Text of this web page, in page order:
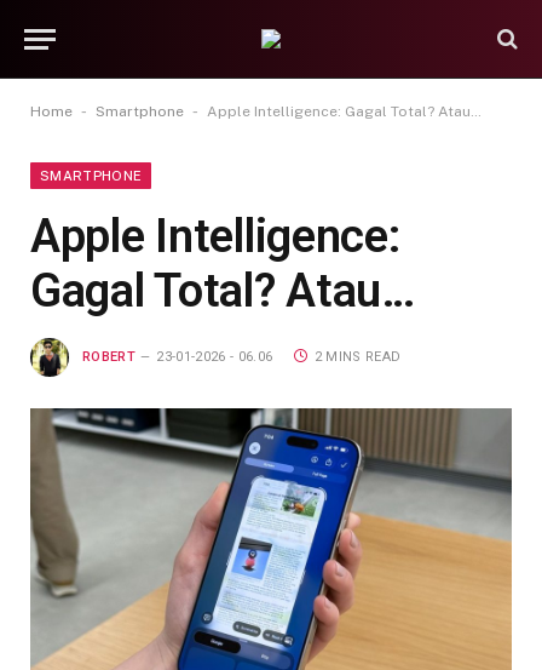
Home - Smartphone - Apple Intelligence: Gagal Total? Atau…
SMARTPHONE
Apple Intelligence:
Gagal Total? Atau…
ROBERT 23-01-2026 - 06.06 2 MINS READ